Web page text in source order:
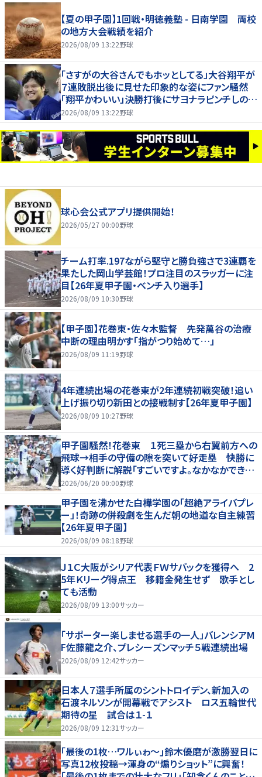
【夏の甲子園】1回戦・明徳義塾 - 日南学園 両校
の地方大会戦績を紹介
2026/08/09 13:22野球
「さすがの大谷さんでもホッとしてる」大谷翔平が
７連敗脱出後に見せた印象的な姿にファン騒然
「翔平かわいい」決勝打後にサヨナラピンチしのい
で安堵
2026/08/09 13:22野球
球心会公式アプリ提供開始！
2026/05/27 00:00野球
チーム打率.197ながら堅守と勝負強さで3連覇を
果たした岡山学芸館！プロ注目のスラッガーに注
目【26年夏甲子園・ベンチ入り選手】
2026/08/09 10:30野球
【甲子園】花巻東・佐々木監督 先発萬谷の治療
中断の理由明かす「指がつり始めて…」
2026/08/09 11:19野球
4年連続出場の花巻東が2年連続初戦突破！追い
上げ振り切り新田との接戦制す【26年夏甲子園】
2026/08/09 10:27野球
甲子園騒然！花巻東 １死三塁から右翼前方への
飛球→相手の守備の隙を突いて好走塁 快勝に
導く好判断に解説「すごいですよ。なかなかできな
いプレー」
2026/06/20 00:00野球
甲子園を沸かせた白樺学園の「超絶アライバプレ
ー」！奇跡の併殺劇を生んだ朝の地道な自主練習
【26年夏甲子園】
2026/08/09 08:18野球
Ｊ１Ｃ大阪がシリア代表ＦＷサバックを獲得へ 2
5年Ｋリーグ得点王 移籍金発生せず 歌手とし
ても活動
2026/08/09 13:00サッカー
「サポーター楽しませる選手の一人」バレンシアM
F佐藤龍之介、プレシーズンマッチ５戦連続出場
2026/08/09 12:42サッカー
日本人７選手所属のシントトロイデン、新加入の
石渡ネルソンが開幕戦でアシスト ロス五輪世代
期待の星 試合は１-１
2026/08/09 12:31サッカー
｢最後の1枚…ワルぃゎ〜｣鈴木優磨が激勝翌日に
写真12枚投稿→渾身の“煽りショット”に興奮！